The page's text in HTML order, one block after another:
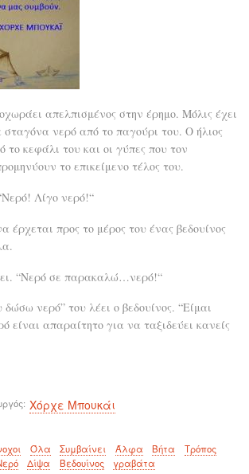
απελπισμένος στην έρημο. Μόλις έχει
σταγόνα νερό από το παγούρι του. Ο ήλιος
το κεφάλι του και οι γύπες που τον
το επικείμενο τέλος του.
Λίγο νερό!“
έρχεται προς το μέρος του ένας βεδουίνος
“Νερό σε παρακαλώ…νερό!“
νερό” του λέει ο βεδουίνος. “Είμαι
είναι απαραίτητο για να ταξιδεύει κανείς
Χόρχε Μπουκάι
Όλα Συμβαίνει Άλφα Βήτα
Τρόπος
Δίψα Βεδουίνος γραβάτα